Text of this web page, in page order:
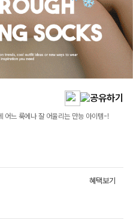
어느 룩에나 잘 어울리는 만능 아이템-!
혜택보기